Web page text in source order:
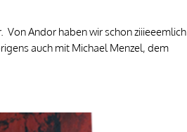
Von Andor haben wir schon ziiieeemlich
auch mit Michael Menzel, dem